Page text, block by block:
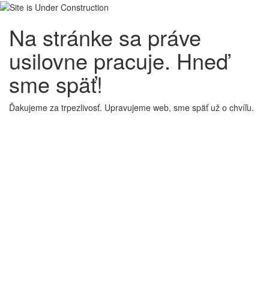
Na stránke sa práve
usilovne pracuje. Hneď
sme späť!
Ďakujeme za trpezlivosť. Upravujeme web, sme späť už o chvíľu.